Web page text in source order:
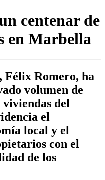
centenar de
en Marbella
Romero, ha
volumen de
del
el
local y el
con el
de los